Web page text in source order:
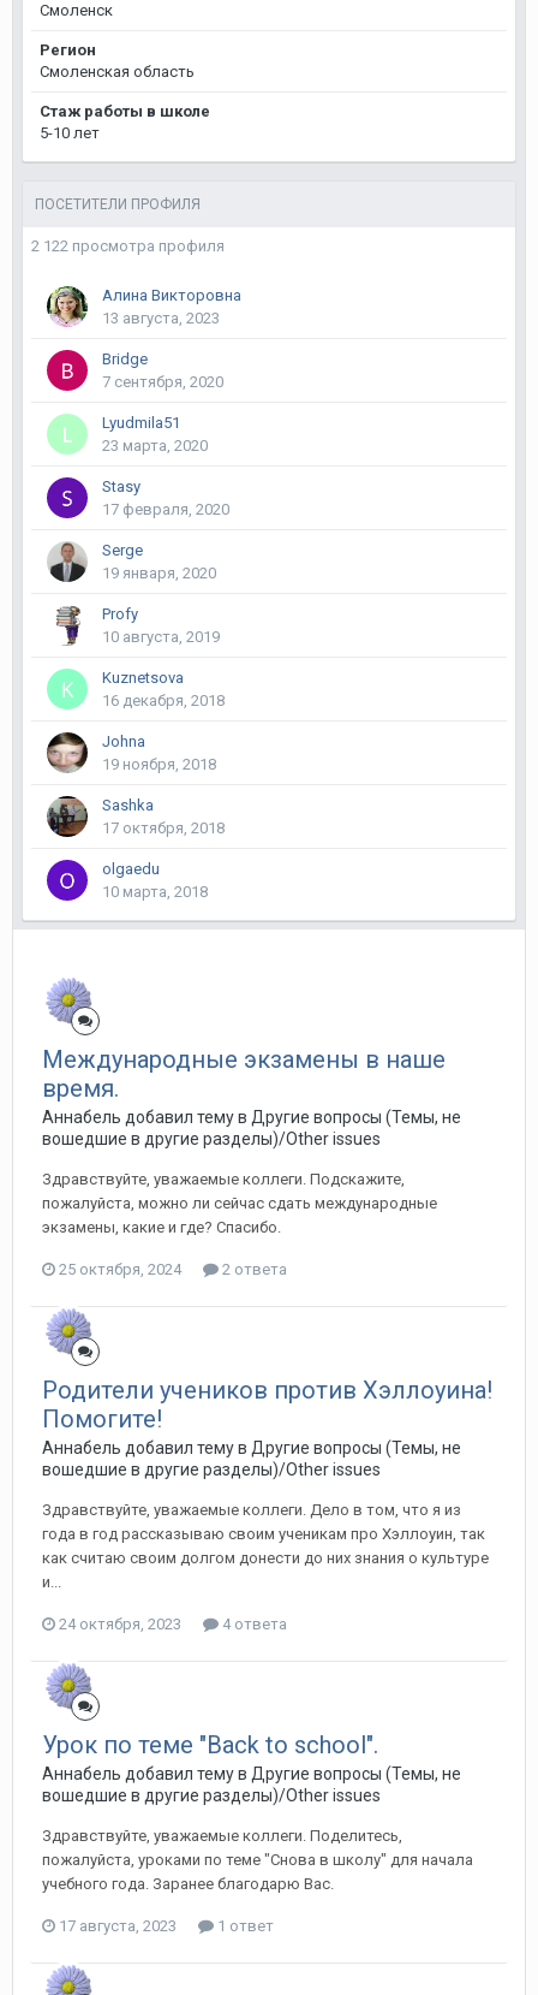
Смоленск
Регион
Смоленская область
Стаж работы в школе
5-10 лет
ПОСЕТИТЕЛИ ПРОФИЛЯ
2 122 просмотра профиля
Алина Викторовна
13 августа, 2023
Bridge
7 сентября, 2020
Lyudmila51
23 марта, 2020
Stasy
17 февраля, 2020
Serge
19 января, 2020
Profy
10 августа, 2019
Kuznetsova
16 декабря, 2018
Johna
19 ноября, 2018
Sashka
17 октября, 2018
olgaedu
10 марта, 2018
Международные экзамены в наше
время.
Аннабель добавил тему в Другие вопросы (Темы, не
вошедшие в другие разделы)/Other issues
Здравствуйте, уважаемые коллеги. Подскажите,
пожалуйста, можно ли сейчас сдать международные
экзамены, какие и где? Спасибо.
25 октября, 2024 2 ответа
Родители учеников против Хэллоуина!
Помогите!
Аннабель добавил тему в Другие вопросы (Темы, не
вошедшие в другие разделы)/Other issues
Здравствуйте, уважаемые коллеги. Дело в том, что я из
года в год рассказываю своим ученикам про Хэллоуин, так
как считаю своим долгом донести до них знания о культуре
и...
24 октября, 2023 4 ответа
Урок по теме "Back to school".
Аннабель добавил тему в Другие вопросы (Темы, не
вошедшие в другие разделы)/Other issues
Здравствуйте, уважаемые коллеги. Поделитесь,
пожалуйста, уроками по теме "Снова в школу" для начала
учебного года. Заранее благодарю Вас.
17 августа, 2023 1 ответ